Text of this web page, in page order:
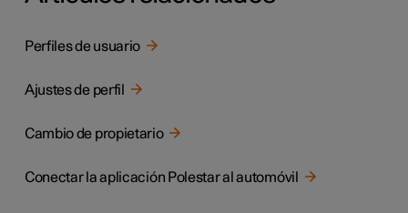
Perfiles de usuario
Ajustes de perfil
Cambio de propietario
Conectar la aplicación Polestar al automóvil